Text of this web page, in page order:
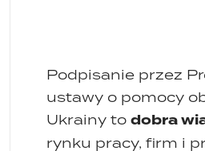
Podpisanie przez
ustawy o pomocy
Ukrainy to dobra
rynku pracy, firm i